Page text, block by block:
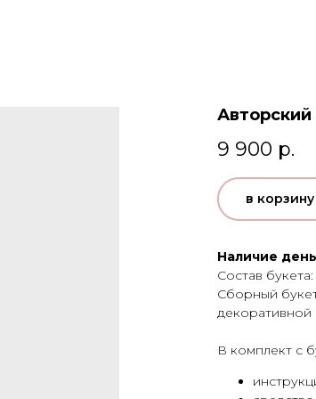
9 900 р.
в корзину
Наличие
Состав букета:
Сборный
декоративной
В комплект с